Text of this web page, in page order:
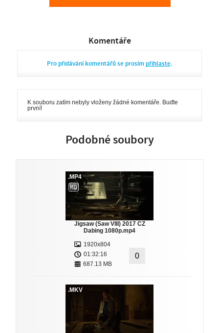
Komentáře
Pro přidávání komentářů se prosím přihlaste.
K souboru zatím nebyly vloženy žádné komentáře. Buďte
první!
Podobné soubory
.MP4
Jigsaw (Saw VIII) 2017 CZ
Dabing 1080p.mp4
1920x804
01:32:16
687.13 MB
0
.MKV